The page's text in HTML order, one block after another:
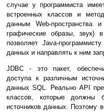
случае у программиста
встроенных классов и
данным Web-пространства
графические образы, звук)
позволяет Java-
данных и направлять к ним
JDBC - это пакет,
доступа к различным
данных SQL. Реально API
классов, которые должны
источников данных. Поэтому